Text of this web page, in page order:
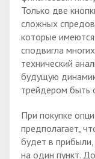
Только две
сложных
которые
сподвигла
технический
будущую
трейдером быть
При покупке
предполагает,
будет в
на один пункт.